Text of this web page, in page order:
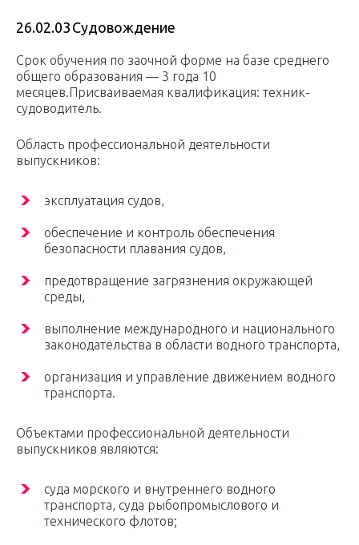
26.02.03 Судовождение
Срок обучения по заочной форме на базе среднего
общего образования — 3 года 10
месяцев.Присваиваемая квалификация: техник-
судоводитель.
Область профессиональной деятельности
выпускников:
эксплуатация судов,
обеспечение и контроль обеспечения
безопасности плавания судов,
предотвращение загрязнения окружающей
среды,
выполнение международного и национального
законодательства в области водного транспорта,
организация и управление движением водного
транспорта.
Объектами профессиональной деятельности
выпускников являются:
суда морского и внутреннего водного
транспорта, суда рыбопромыслового и
технического флотов;